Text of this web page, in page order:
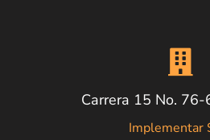
Carrera 15 No.
Implementar